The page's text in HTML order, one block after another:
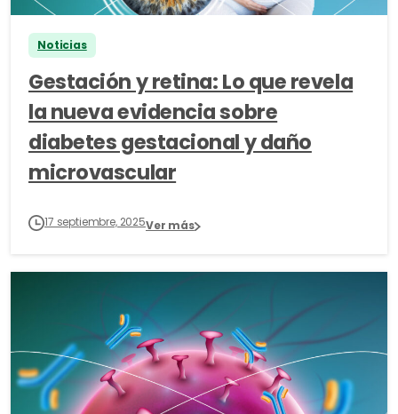
Noticias
Gestación y retina: Lo que revela
la nueva evidencia sobre
diabetes gestacional y daño
microvascular
17 septiembre, 2025Ver más